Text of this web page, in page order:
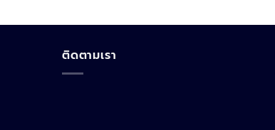
ติดตามเรา